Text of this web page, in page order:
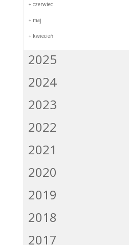
+ czerwiec
+ maj
+ kwiecień
2025
2024
2023
2022
2021
2020
2019
2018
2017